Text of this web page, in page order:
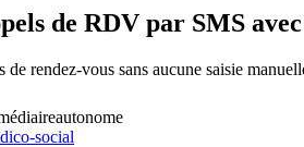
de RDV par SMS
de rendez-vous sans aucune saisie
autonome
social